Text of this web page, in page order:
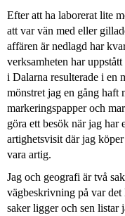
Efter att ha laborerat lite
att var vän med eller
affären är nedlagd har
verksamheten har
i Dalarna resulterade i en
mönstret jag en gång haft
markeringspapper och
göra ett besök när jag har
artighetsvisit där jag
vara artig.
Jag och geografi är två
vägbeskrivning på var
saker ligger och sen listar